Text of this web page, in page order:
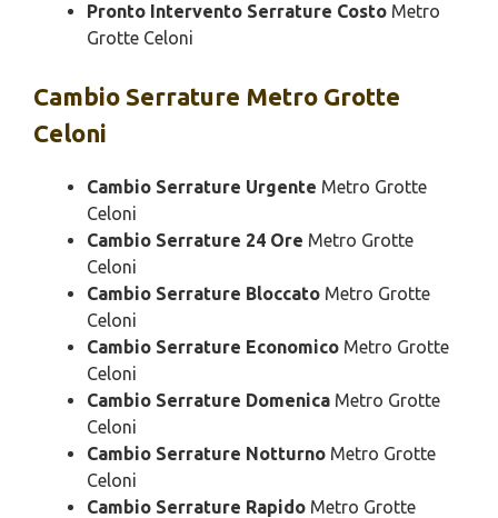
Pronto Intervento Serrature Costo Metro
Grotte Celoni
Cambio Serrature Metro Grotte
Celoni
Cambio Serrature Urgente Metro Grotte
Celoni
Cambio Serrature 24 Ore Metro Grotte
Celoni
Cambio Serrature Bloccato Metro Grotte
Celoni
Cambio Serrature Economico Metro Grotte
Celoni
Cambio Serrature Domenica Metro Grotte
Celoni
Cambio Serrature Notturno Metro Grotte
Celoni
Cambio Serrature Rapido Metro Grotte